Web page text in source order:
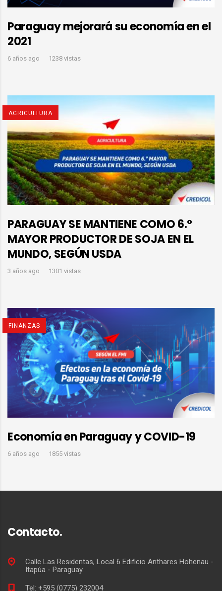
Paraguay mejorará su economía en el
2021
6 años ago 1238 vistas
AGRICULTURA
PARAGUAY SE MANTIENE COMO 6.°
MAYOR PRODUCTOR DE SOJA EN EL
MUNDO, SEGÚN USDA
3 años ago 1301 vistas
FINANZAS
Economía en Paraguay y COVID-19
6 años ago 1855 vistas
Contacto.
Calle Las Residentas, Local 6 Edificio Anthares Hohenau -
Itapúa - Paraguay.
Tel: +595 (0775) 232004